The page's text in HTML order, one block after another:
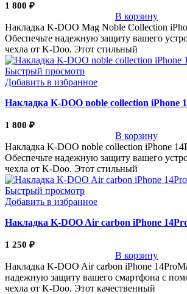
1 800 ₽
В корзину
Накладка K-DOO Mag Noble Collection
Обеспечьте надежную защиту вашего
чехла от K-Doo. Этот стильный
Быстрый просмотр
Добавить в избранное
Накладка K-DOO noble collection iPhone
1 800 ₽
В корзину
Накладка K-DOO noble collection iPhone
Обеспечьте надежную защиту вашего
чехла от K-Doo. Этот стильный
Быстрый просмотр
Добавить в избранное
Накладка K-DOO Air carbon iPhone
1 250 ₽
В корзину
Накладка K-DOO Air carbon iPhone
надежную защиту вашего смартфона с
чехла от K-Doo. Этот качественный